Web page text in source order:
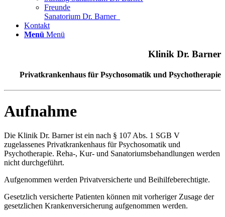
Freunde
Sanatorium Dr. Barner
Kontakt
Menü Menü
Klinik Dr. Barner
Privatkrankenhaus für Psychosomatik und Psychotherapie
Aufnahme
Die Klinik Dr. Barner ist ein nach § 107 Abs. 1 SGB V
zugelassenes Privatkrankenhaus für Psychosomatik und
Psychotherapie. Reha-, Kur- und Sanatoriumsbehandlungen werden
nicht durchgeführt.
Aufgenommen werden Privatversicherte und Beihilfeberechtigte.
Gesetzlich versicherte Patienten können mit vorheriger Zusage der
gesetzlichen Krankenversicherung aufgenommen werden.